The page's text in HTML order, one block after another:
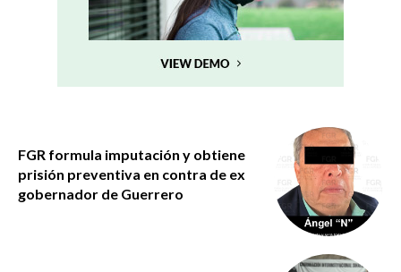
FGR formula imputación y obtiene
prisión preventiva en contra de ex
gobernador de Guerrero